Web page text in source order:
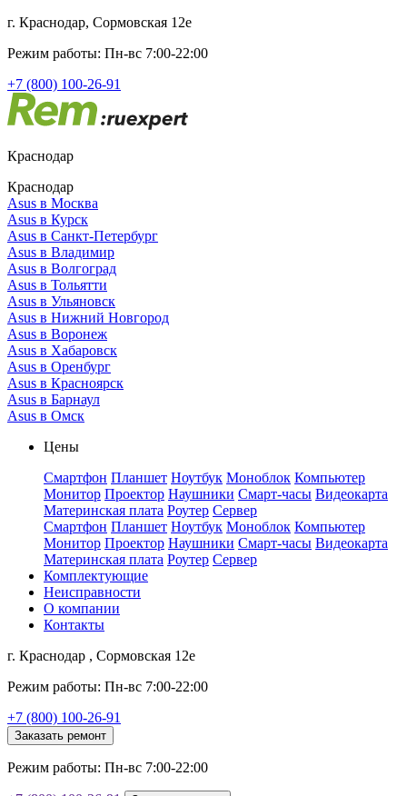
г. Краснодар, Сормовская 12е
Режим работы: Пн-вс 7:00-22:00
+7 (800) 100-26-91
Краснодар
Краснодар
Asus в Москва
Asus в Курск
Asus в Санкт-Петербург
Asus в Владимир
Asus в Волгоград
Asus в Тольятти
Asus в Ульяновск
Asus в Нижний Новгород
Asus в Воронеж
Asus в Хабаровск
Asus в Оренбург
Asus в Красноярск
Asus в Барнаул
Asus в Омск
Цены
Смартфон Планшет Ноутбук Моноблок Компьютер
Монитор Проектор Наушники Смарт-часы Видеокарта
Материнская плата Роутер Сервер
Смартфон Планшет Ноутбук Моноблок Компьютер
Монитор Проектор Наушники Смарт-часы Видеокарта
Материнская плата Роутер Сервер
Комплектующие
Неисправности
О компании
Контакты
г. Краснодар , Сормовская 12е
Режим работы: Пн-вс 7:00-22:00
+7 (800) 100-26-91
Заказать ремонт
Режим работы: Пн-вс 7:00-22:00